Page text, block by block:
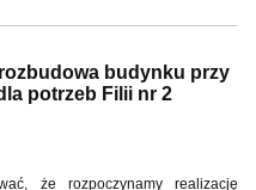
budynku przy
potrzeb Filii nr 2
że rozpoczynamy realizację